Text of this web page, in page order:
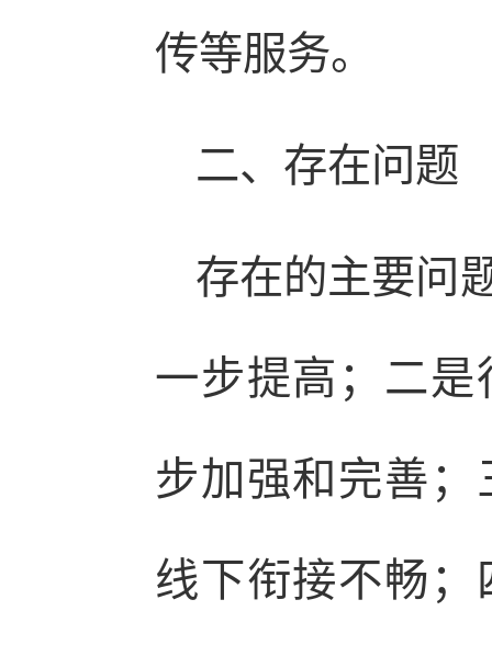
传等服务。
二、存在问题
存在的主要问
一步提高；二
步加强和完善
线下衔接不畅